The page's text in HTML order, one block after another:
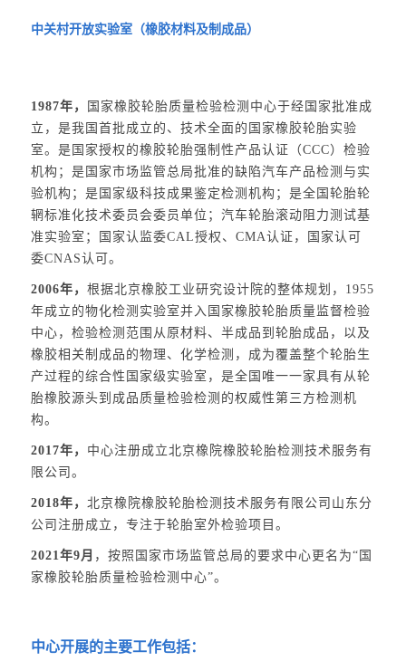
中关村开放实验室（橡胶材料及制成品）
1987年，
国家橡胶轮胎质量检验检测中心于经国家批准成
立，是我国首批成立的、技术全面的国家橡胶轮胎实验
室。是国家授权的橡胶轮胎强制性产品认证（CCC）检验
机构；是国家市场监管总局批准的缺陷汽车产品检测与实
验机构；是国家级科技成果鉴定检测机构；是全国轮胎轮
辋标准化技术委员会委员单位；汽车轮胎滚动阻力测试基
准实验室；国家认监委CAL授权、CMA认证，国家认可
委CNAS认可。
2006年，根据北京橡胶工业研究设计院的整体规划，1955
年成立的物化检测实验室并入国家橡胶轮胎质量监督检验
中心，检验检测范围从原材料、半成品到轮胎成品，以及
橡胶相关制成品的物理、化学检测，成为覆盖整个轮胎生
产过程的综合性国家级实验室，是全国唯一一家具有从轮
胎橡胶源头到成品质量检验检测的权威性第三方检测机
构。
2017年， 中心注册成立北京橡院橡胶轮胎检测技术服务有
限公司。
2018年，北京橡院橡胶轮胎检测技术服务有限公司山东分
公司注册成立，专注于轮胎室外检验项目。
2021年9月 ，按照国家市场监管总局的要求中心更名为“国
家橡胶轮胎质量检验检测中心”。
中心开展的主要工作包括：